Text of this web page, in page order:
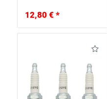
12,80 € *